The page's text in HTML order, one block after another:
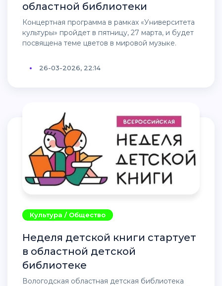
областной библиотеки
Концертная программа в рамках «Университета
культуры» пройдет в пятницу, 27 марта, и будет
посвящена теме цветов в мировой музыке.
26-03-2026, 22:14
Культура / Общество
Неделя детской книги стартует
в областной детской
библиотеке
Вологодская областная детская библиотека